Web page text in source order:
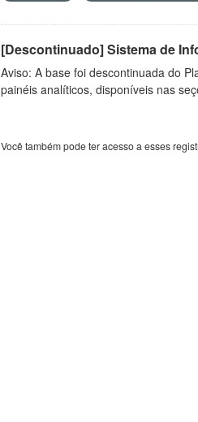
[Descontinuado] Sistema de
Aviso: A base foi descontinuada do
painéis analíticos, disponíveis nas
Você também pode ter acesso a esses